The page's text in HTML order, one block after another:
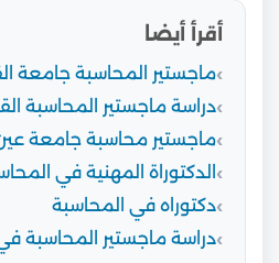
أقرأ أيضا
ماجستير المحاسبة جامعة
دراسة ماجستير المحاسبة
ماجستير محاسبة جامعة
الدكتوراة المهنية في
دكتوراه في المحاسبة
دراسة ماجستير المحاسبة